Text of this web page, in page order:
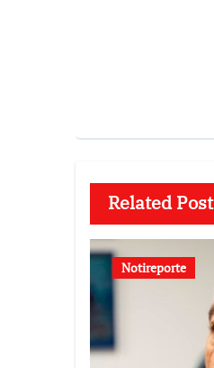
Related Post
Notireporte